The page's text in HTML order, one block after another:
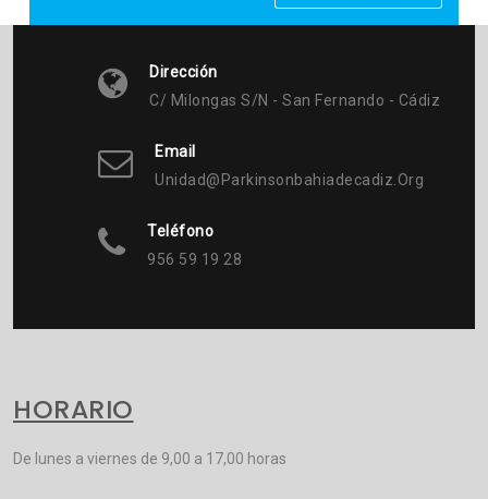
Dirección
C/ Milongas S/n - San Fernando - Cádiz
Email
Unidad@parkinsonbahiadecadiz.org
Teléfono
956 59 19 28
HORARIO
De lunes a viernes de 9,00 a 17,00 horas